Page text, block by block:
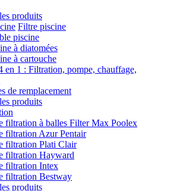
produits
Filtre piscine
piscine
à diatomées
à cartouche
en 1 : Filtration, pompe, chauffage,
de remplacement
produits
filtration à balles Filter Max Poolex
filtration Azur Pentair
filtration Plati Clair
filtration Hayward
filtration Intex
filtration Bestway
produits